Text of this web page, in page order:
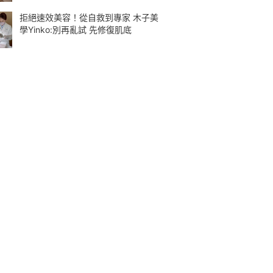
拒絕速效美容！從自救到專家 木子美
學Yinko:別再亂試 先修復肌底